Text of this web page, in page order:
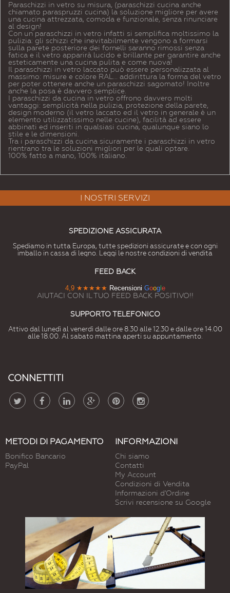
Paraschizzi in vetro su misura, (paraschizzi cucina anche
chiamato paraspruzzi cucina) la soluzione migliore per avere
una cucina attrezzata, comoda e funzionale, senza rinunciare
al design!
Con un paraschizzi in vetro infatti si semplifica moltissimo la
pulizia: gli schizzi che inevitabilmente vengono a formarsi
sulla parete posteriore dei fornelli saranno rimossi senza
fatica e il vetro apparirà lucido e brillante per garantire anche
esteticamente una cucina pulita e come nuova!
Il paraschizzi in vetro laccato può essere personalizzata al
massimo: misure e colore RAL... addirittura la forma del vetro
per poter ottenere anche un paraschizzi sagomato! Inoltre
anche la posa è davvero semplice.
I paraschizzi da cucina in vetro offrono davvero molti
vantaggi: semplicità nella pulizia, protezione della parete,
design moderno (il vetro laccato ed il vetro in generale è un
elemento utilizzatissimo nelle cucine), facilità ad essere
abbinati ed inseriti in qualsiasi cucina, qualunque siano lo
stile e le dimensioni.
Tra i paraschizzi da cucina sicuramente i paraschizzi in vetro
rientrano tra le soluzioni migliori per le quali optare.
100% fatto a mano, 100% italiano.
I NOSTRI SERVIZI
SPEDIZIONE ASSICURATA
Spediamo in tutta Europa, tutte spedizioni assicurate e con ogni
imballo in cassa di legno. Leggi le nostre condizioni di vendita
FEED BACK
4,9 ★★★★★ Recensioni Googl e
AIUTACI CON IL TUO FEED BACK POSITIVO!!
SUPPORTO TELEFONICO
Attivo dal lunedì al venerdì dalle ore 8.30 alle 12.30 e dalle ore 14.00
alle 18.00. Al sabato mattina aperti su appuntamento.
CONNETTITI
METODI DI PAGAMENTO
Bonifico Bancario
PayPal
INFORMAZIONI
Chi siamo
Contatti
My Account
Condizioni di Vendita
Informazioni d'Ordine
Scrivi recensione su Google